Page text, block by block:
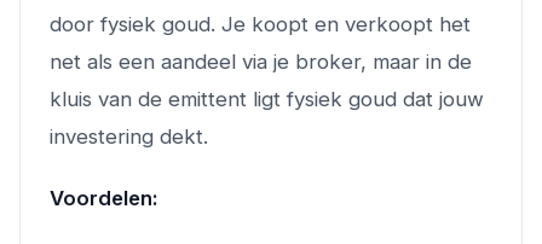
door fysiek goud. Je koopt en verkoopt het
net als een aandeel via je broker, maar in de
kluis van de emittent ligt fysiek goud dat jouw
investering dekt.
Voordelen: